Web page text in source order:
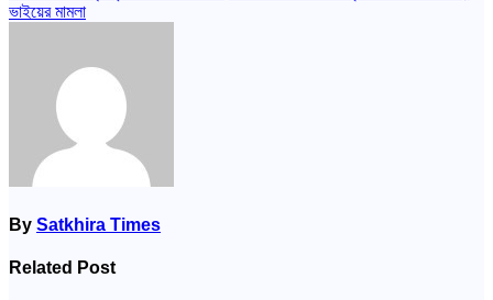
navigation
ভাইয়ের মামলা
By Satkhira Times
Related Post